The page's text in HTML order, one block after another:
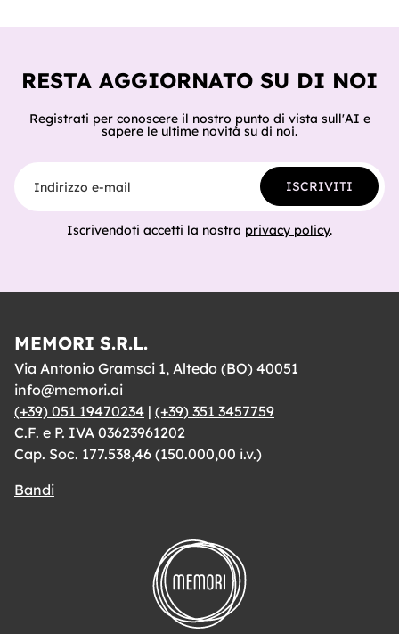
del catalogo, cosa ci hanno già costruito tester e clienti,
RESTA AGGIORNATO SU DI NOI
Registrati per conoscere il nostro punto di vista sull'AI e
sapere le ultime novità su di noi.
Indirizzo e-mail
ISCRIVITI
Iscrivendoti accetti la nostra privacy policy.
MEMORI S.R.L.
Via Antonio Gramsci 1, Altedo (BO) 40051
info@memori.ai
(+39) 051 19470234 | (+39) 351 3457759
C.F. e P. IVA 03623961202
Cap. Soc. 177.538,46 (150.000,00 i.v.)
Bandi